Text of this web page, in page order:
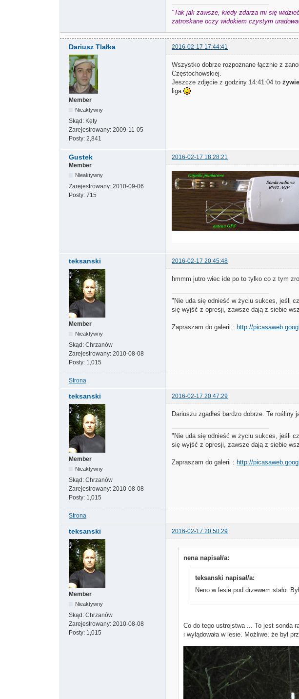
"Tak jak zawsze, kiedy zdarza mi się
zatroskane oczy widokiem czystym
Dariusz Tlałka 2016-02-17 17:44:41
Member
Nieaktywny
Skąd: Kęty
Zarejestrowany: 2009-11-05
Posty: 2,841
Wszystko dobrze rozpoznane łącznie z
Częstochowskiej.
Jeszcze zdjęcie z godziny 14:41:04 to
liga
Gustek
2016-02-17 18:28:21
Member
Nieaktywny
Zarejestrowany: 2010-09-06
Posty: 715
teksanski 2016-02-17 20:45:48
Member
Nieaktywny
Skąd: Chrzanów
Zarejestrowany: 2010-08-08
Posty: 1,015
hmmm jutro wiec ide po to tylko co z tym
"Nie uda się odnieść w życiu sukces, jeśli
się wyjść z opresji, zawsze dają z siebie
Zapraszam do galerii : http://
Strona
teksanski 2016-02-17 20:47:29
Member
Nieaktywny
Skąd: Chrzanów
Zarejestrowany: 2010-08-08
Posty: 1,015
Dariuszu zgadłeś bardzo dobrze. Te rośliny
"Nie uda się odnieść w życiu sukces, jeśli
się wyjść z opresji, zawsze dają z siebie
Zapraszam do galerii : http://
Strona
teksanski 2016-02-17 20:50:29
Member
Nieaktywny
Skąd: Chrzanów
Zarejestrowany: 2010-08-08
Posty: 1,015
nena napisał/a:
teksanski napisał/a:
Neno w lesie pod drzewem stało.
Co do tego ustrojstwa ... To jest sonda
i wylądowała w lesie. Możliwe, że był